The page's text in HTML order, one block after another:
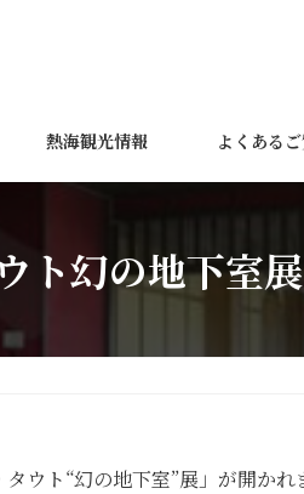
熱海観光情報 よくある
ト幻の地下室展
ウト“幻の地下室”展」が開かれ